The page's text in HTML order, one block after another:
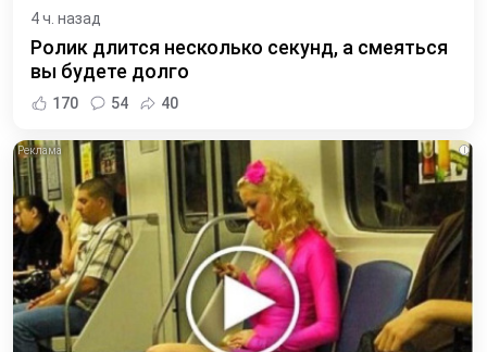
4 ч. назад
Ролик длится несколько секунд, а смеяться
вы будете долго
170 54 40
i